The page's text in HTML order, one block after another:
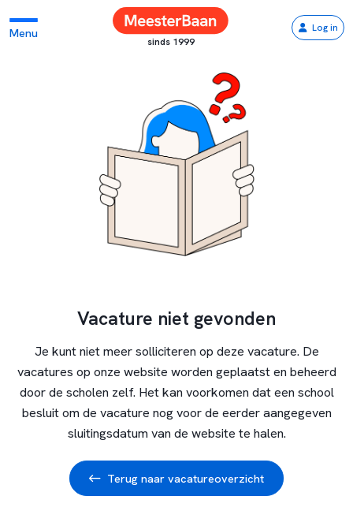
Menu
sinds 1999
Log in
Vacature niet gevonden
Je kunt niet meer solliciteren op deze vacature. De
vacatures op onze website worden geplaatst en beheerd
door de scholen zelf. Het kan voorkomen dat een school
besluit om de vacature nog voor de eerder aangegeven
sluitingsdatum van de website te halen.
Terug naar vacatureoverzicht